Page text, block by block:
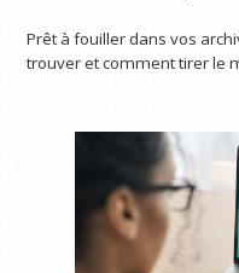
Prêt à fouiller dans vos
trouver et comment tirer le